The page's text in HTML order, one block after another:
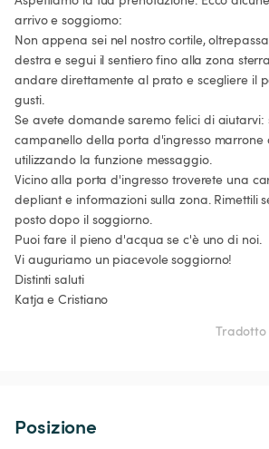
arrivo e soggiorno:
Non appena sei nel nostro cortile,
destra e segui il sentiero fino alla zona
andare direttamente al prato e scegliere il
gusti.
Se avete domande saremo felici di aiutarvi:
campanello della porta d'ingresso marrone
utilizzando la funzione messaggio.
Vicino alla porta d'ingresso troverete una
depliant e informazioni sulla zona. Rimettili
posto dopo il soggiorno.
Puoi fare il pieno d'acqua se c'è uno di noi.
Vi auguriamo un piacevole soggiorno!
Distinti saluti
Katja e Cristiano
Tradotto
Posizione